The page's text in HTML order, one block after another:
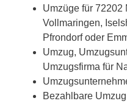
Umzüge für 72202
Vollmaringen,
Pfrondorf oder
Umzug,
Umzugsfirma für
Bezahlbare